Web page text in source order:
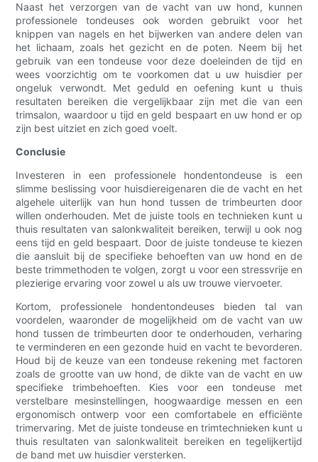
Naast het verzorgen van de vacht van uw hond, kunnen
professionele tondeuses ook worden gebruikt voor het
knippen van nagels en het bijwerken van andere delen van
het lichaam, zoals het gezicht en de poten. Neem bij het
gebruik van een tondeuse voor deze doeleinden de tijd en
wees voorzichtig om te voorkomen dat u uw huisdier per
ongeluk verwondt. Met geduld en oefening kunt u thuis
resultaten bereiken die vergelijkbaar zijn met die van een
trimsalon, waardoor u tijd en geld bespaart en uw hond er op
zijn best uitziet en zich goed voelt.
Conclusie
Investeren in een professionele hondentondeuse is een
slimme beslissing voor huisdiereigenaren die de vacht en het
algehele uiterlijk van hun hond tussen de trimbeurten door
willen onderhouden. Met de juiste tools en technieken kunt u
thuis resultaten van salonkwaliteit bereiken, terwijl u ook nog
eens tijd en geld bespaart. Door de juiste tondeuse te kiezen
die aansluit bij de specifieke behoeften van uw hond en de
beste trimmethoden te volgen, zorgt u voor een stressvrije en
plezierige ervaring voor zowel u als uw trouwe viervoeter.
Kortom, professionele hondentondeuses bieden tal van
voordelen, waaronder de mogelijkheid om de vacht van uw
hond tussen de trimbeurten door te onderhouden, verharing
te verminderen en een gezonde huid en vacht te bevorderen.
Houd bij de keuze van een tondeuse rekening met factoren
zoals de grootte van uw hond, de dikte van de vacht en uw
specifieke trimbehoeften. Kies voor een tondeuse met
verstelbare mesinstellingen, hoogwaardige messen en een
ergonomisch ontwerp voor een comfortabele en efficiënte
trimervaring. Met de juiste tondeuse en trimtechnieken kunt u
thuis resultaten van salonkwaliteit bereiken en tegelijkertijd
de band met uw huisdier versterken.